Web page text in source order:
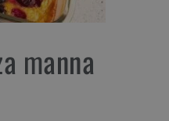
manna